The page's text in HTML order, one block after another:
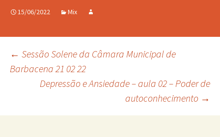
15/06/2022 Mix
Navegação
posts
← Sessão Solene da Câmara Municipal de
Barbacena 21 02 22
Depressão e Ansiedade – aula 02 – Poder de
autoconhecimento →